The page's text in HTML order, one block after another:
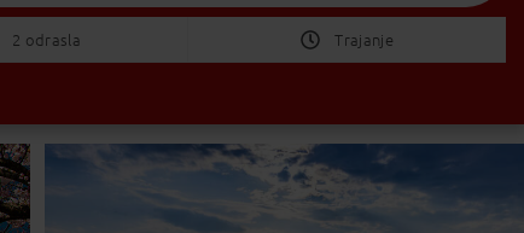
2 odrasla
POTRDI
Trajanje
2 tedna